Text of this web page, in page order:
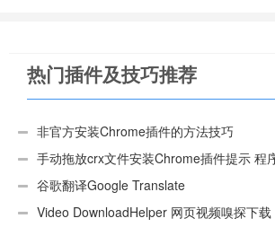
热门插件及技巧推荐
非官方安装Chrome插件的方法技巧
手动拖放crx文件安装Chrome插件提示 程
“CEX_HEADER_INVALID”的解决办法
谷歌翻译Google Translate
Video DownloadHelper 网页视频嗅探下载